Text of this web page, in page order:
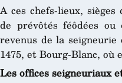
A ces chefs-lieux,
de prévôtés féôdées
revenus de la
1475, et Bourg-Blanc,
Les offices seigneuriaux